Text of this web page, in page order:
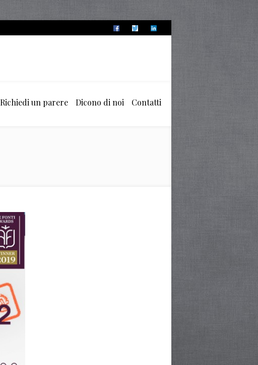
Richiedi un parere Dicono di noi Contatti